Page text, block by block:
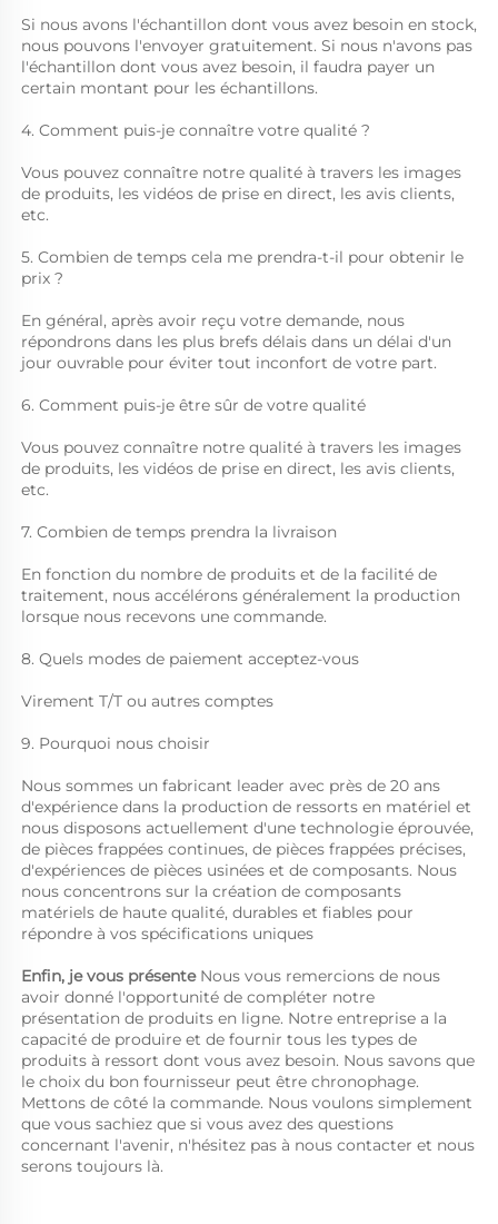
Si nous avons l'échantillon dont vous avez besoin en stock,
nous pouvons l'envoyer gratuitement. Si nous n'avons pas
l'échantillon dont vous avez besoin, il faudra payer un
certain montant pour les échantillons.
4. Comment puis-je connaître votre qualité ?
Vous pouvez connaître notre qualité à travers les images
de produits, les vidéos de prise en direct, les avis clients,
etc.
5. Combien de temps cela me prendra-t-il pour obtenir le
prix ?
En général, après avoir reçu votre demande, nous
répondrons dans les plus brefs délais dans un délai d'un
jour ouvrable pour éviter tout inconfort de votre part.
6. Comment puis-je être sûr de votre qualité
Vous pouvez connaître notre qualité à travers les images
de produits, les vidéos de prise en direct, les avis clients,
etc.
7. Combien de temps prendra la livraison
En fonction du nombre de produits et de la facilité de
traitement, nous accélérons généralement la production
lorsque nous recevons une commande.
8. Quels modes de paiement acceptez-vous
Virement T/T ou autres comptes
9. Pourquoi nous choisir
Nous sommes un fabricant leader avec près de 20 ans
d'expérience dans la production de ressorts en matériel et
nous disposons actuellement d'une technologie éprouvée,
de pièces frappées continues, de pièces frappées précises,
d'expériences de pièces usinées et de composants. Nous
nous concentrons sur la création de composants
matériels de haute qualité, durables et fiables pour
répondre à vos spécifications uniques
Enfin, je vous présente Nous vous remercions de nous
avoir donné l'opportunité de compléter notre
présentation de produits en ligne. Notre entreprise a la
capacité de produire et de fournir tous les types de
produits à ressort dont vous avez besoin. Nous savons que
le choix du bon fournisseur peut être chronophage.
Mettons de côté la commande. Nous voulons simplement
que vous sachiez que si vous avez des questions
concernant l'avenir, n'hésitez pas à nous contacter et nous
serons toujours là.